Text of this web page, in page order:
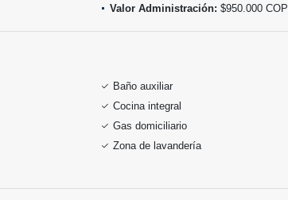
Valor Administración: $950.000 COP
Baño auxiliar
Cocina integral
Gas domiciliario
Zona de lavandería